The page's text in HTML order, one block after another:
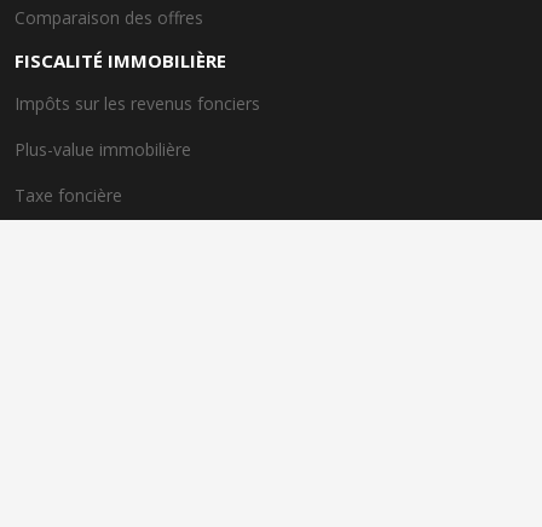
Comparaison des offres
FISCALITÉ IMMOBILIÈRE
Impôts sur les revenus fonciers
Plus-value immobilière
Taxe foncière